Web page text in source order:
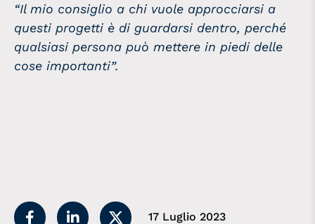
“Il mio consiglio a chi vuole approcciarsi a
questi progetti è di guardarsi dentro, perché
qualsiasi persona può mettere in piedi delle
cose importanti”.
17 Luglio 2023